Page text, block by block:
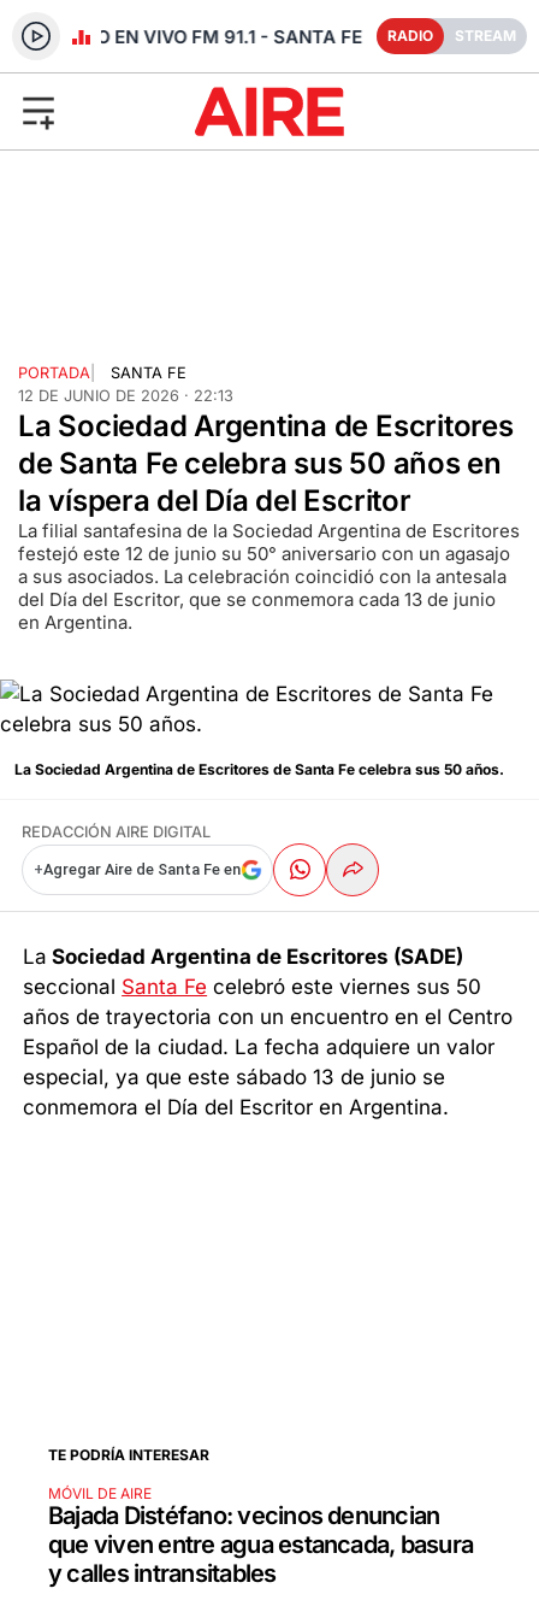
RADIO EN VIVO FM 91.1 - SANTA FE RADIO STREAM
PORTADA
SANTA FE
12 DE JUNIO DE 2026 · 22:13
La Sociedad Argentina de Escritores
de Santa Fe celebra sus 50 años en
la víspera del Día del Escritor
La filial santafesina de la Sociedad Argentina de Escritores
festejó este 12 de junio su 50° aniversario con un agasajo
a sus asociados. La celebración coincidió con la antesala
del Día del Escritor, que se conmemora cada 13 de junio
en Argentina.
La Sociedad Argentina de Escritores de Santa Fe celebra sus 50 años.
REDACCIÓN AIRE DIGITAL
+Agregar Aire de Santa Fe en
La Sociedad Argentina de Escritores (SADE)
seccional Santa Fe celebró este viernes sus 50
años de trayectoria con un encuentro en el Centro
Español de la ciudad. La fecha adquiere un valor
especial, ya que este sábado 13 de junio se
conmemora el Día del Escritor en Argentina.
TE PODRÍA INTERESAR
MÓVIL DE AIRE
Bajada Distéfano: vecinos denuncian
que viven entre agua estancada, basura
y calles intransitables